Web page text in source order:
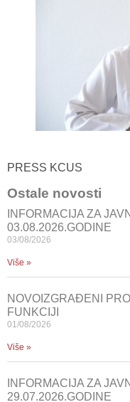
PRESS KCUS
Ostale novosti
INFORMACIJA ZA
03.08.2026.GODINE
03/08/2026
Više »
NOVOIZGRAĐENI
FUNKCIJI
01/08/2026
Više »
INFORMACIJA ZA
29.07.2026.GODINE